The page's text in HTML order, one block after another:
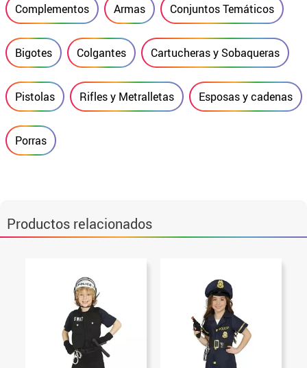
Complementos Armas Conjuntos Temáticos
Bigotes Colgantes Cartucheras y Sobaqueras
Pistolas Rifles y Metralletas Esposas y cadenas
Porras
Productos relacionados